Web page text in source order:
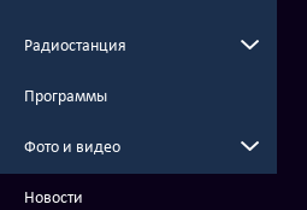
Радиостанция
Программы
Фото и видео
Новости